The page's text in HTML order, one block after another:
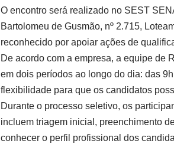
O encontro será realizado no SEST
Bartolomeu de Gusmão, nº 2.715,
reconhecido por apoiar ações de
De acordo com a empresa, a equipe de
em dois períodos ao longo do dia: das
flexibilidade para que os candidatos
Durante o processo seletivo, os
incluem triagem inicial, preenchimento
conhecer o perfil profissional dos